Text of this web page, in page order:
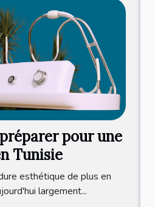
pour une
Tunisie
esthétique de plus en
largement...